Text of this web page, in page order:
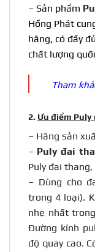
– Sản phẩm
Hồng Phát
hãng, có đầy
chất lượng
Tham
2. Ưu điểm
– Hãng sản
– Puly đai
Puly đai
– Dùng cho
trong 4 loại).
nhẹ nhất
Đường kính
độ quay cao.